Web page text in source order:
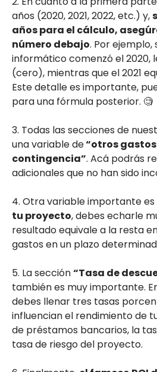
años (2020, 2021, 2022, etc.) y,
años para el cálculo,
número debajo. Por
informático comenzó el 2020,
(cero), mientras que el 2021
Este detalle es importante,
para una fórmula posterior. 🧐
3. Todas las secciones de
una variable de“otros
contingencia”. Acá podrás
adicionales que no han sido
4. Otra variable importante es
tu proyecto, debes echarle
resultado equivale a la resta
gastos en un plazo
5. La sección“Tasa de
también es muy importante.
debes llenar tres tasas
influencian el rendimiento de
de préstamos bancarios, la
tasa de riesgo del proyecto.